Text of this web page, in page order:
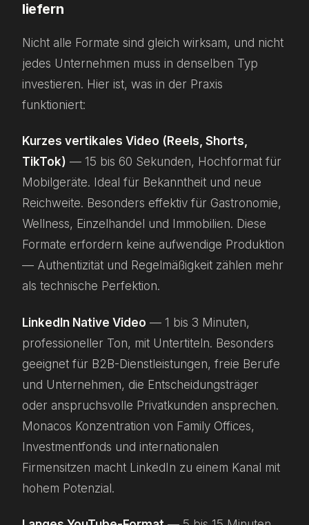
liefern
Nicht alle Formate sind gleich wirksam, und nicht
jedes Unternehmen muss in denselben Typ
investieren. Hier ist, was in der Praxis
funktioniert:
Kurzes vertikales Video (Reels, Shorts,
TikTok) — 15 bis 60 Sekunden, Hochformat für
Mobilgeräte. Ideal für Bekanntheit und neue
Reichweite. Besonders effektiv für Gastronomie,
Wellness, Einzelhandel und Immobilien. Diese
Formate erfordern keine aufwendige Produktion
— Authentizität und Regelmäßigkeit zählen mehr
als technische Perfektion.
LinkedIn Native Video — 1 bis 3 Minuten,
professioneller Ton, mit Untertiteln. Besonders
geeignet für B2B-Dienstleistungen, freie Berufe
und Unternehmen, die Entscheidungsträger
oder anspruchsvolle Privatkunden ansprechen.
Monacos Konzentration von Family Offices,
Investmentfonds und internationalen
Firmensitzen macht LinkedIn zu einem Kanal mit
hohem Potenzial.